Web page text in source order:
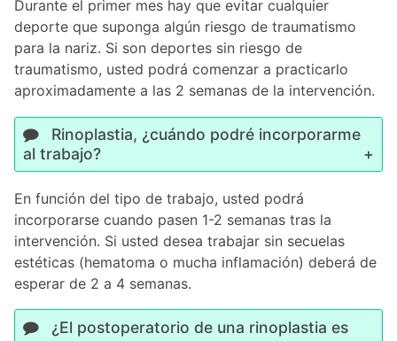
Durante el primer mes hay que evitar cualquier
deporte que suponga algún riesgo de traumatismo
para la nariz. Si son deportes sin riesgo de
traumatismo, usted podrá comenzar a practicarlo
aproximadamente a las 2 semanas de la intervención.
Rinoplastia, ¿cuándo podré incorporarme
al trabajo?
En función del tipo de trabajo, usted podrá
incorporarse cuando pasen 1-2 semanas tras la
intervención. Si usted desea trabajar sin secuelas
estéticas (hematoma o mucha inflamación) deberá de
esperar de 2 a 4 semanas.
¿El postoperatorio de una rinoplastia es